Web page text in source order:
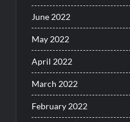
June 2022
May 2022
April 2022
March 2022
February 2022